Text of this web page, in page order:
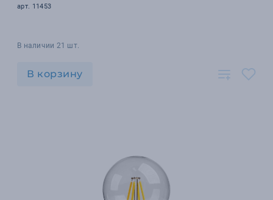
арт. 11453
В наличии 21 шт.
В корзину